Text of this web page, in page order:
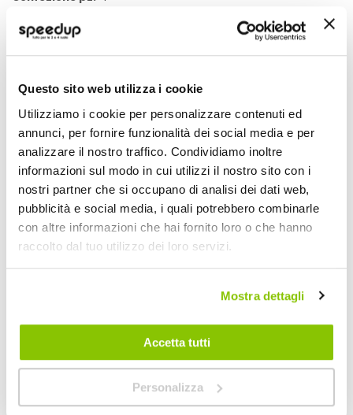
Questo sito web utilizza i cookie
Utilizziamo i cookie per personalizzare contenuti ed
annunci, per fornire funzionalità dei social media e per
analizzare il nostro traffico. Condividiamo inoltre
informazioni sul modo in cui utilizzi il nostro sito con i
nostri partner che si occupano di analisi dei dati web,
pubblicità e social media, i quali potrebbero combinarle
con altre informazioni che hai fornito loro o che hanno
raccolto dal tuo utilizzo dei loro servizi.
Mostra dettagli
Accetta tutti
Personalizza
BY CITY
POTREBBERO INTERESSARTI
Guanti invernali in tessuto Pad WP
Quasi esaurito